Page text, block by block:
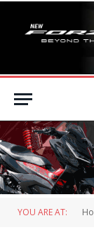
YOU ARE AT: